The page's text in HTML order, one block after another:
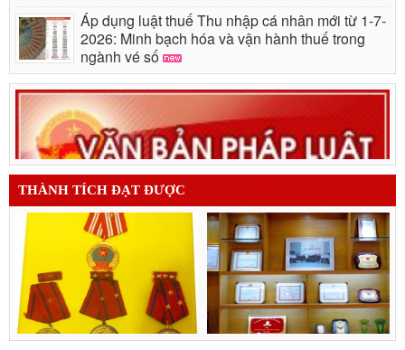
Áp dụng luật thuế Thu nhập cá nhân mới từ 1-7-
2026: Minh bạch hóa và vận hành thuế trong
ngành vé số
THÀNH TÍCH ĐẠT ĐƯỢC